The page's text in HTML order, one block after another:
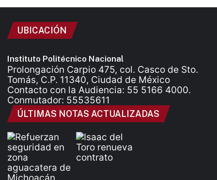
UBICACIÓN
Instituto Politécnico Nacional
Prolongación Carpio 475, col. Casco de Sto.
Tomás, C.P. 11340, Ciudad de México
Contacto con la Audiencia: 55 5166 4000.
Conmutador: 55535611
ÚLTIMAS NOTAS ACTUALIZADAS